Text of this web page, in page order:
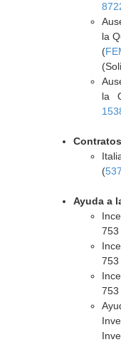
la
(
la
(
Ayuda a
753
753
753